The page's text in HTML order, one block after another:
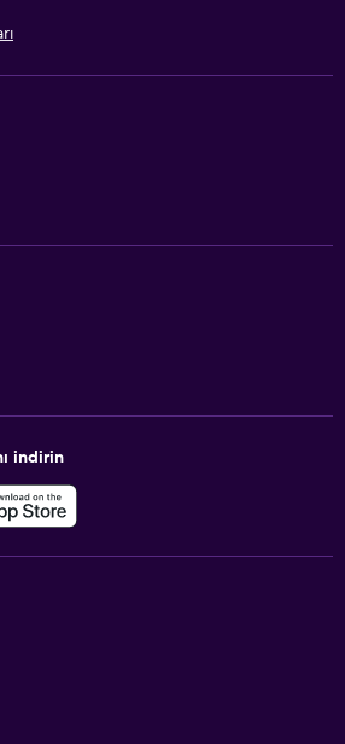
indirin